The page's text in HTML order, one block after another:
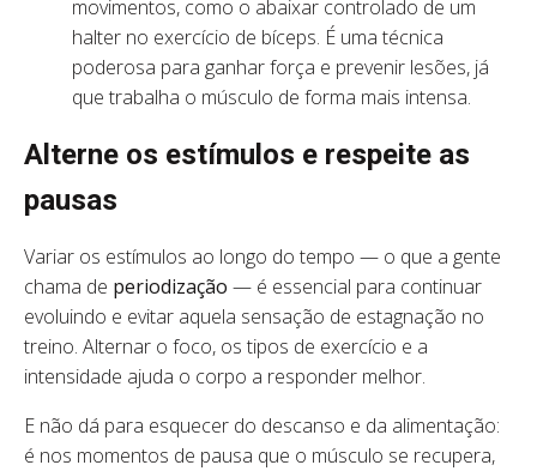
movimentos, como o abaixar controlado de um
halter no exercício de bíceps. É uma técnica
poderosa para ganhar força e prevenir lesões, já
que trabalha o músculo de forma mais intensa.
Alterne os estímulos e respeite as
pausas
Variar os estímulos ao longo do tempo — o que a gente
chama de periodização — é essencial para continuar
evoluindo e evitar aquela sensação de estagnação no
treino. Alternar o foco, os tipos de exercício e a
intensidade ajuda o corpo a responder melhor.
E não dá para esquecer do descanso e da alimentação:
é nos momentos de pausa que o músculo se recupera,